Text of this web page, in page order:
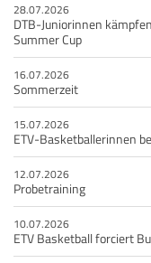
28.07.2026
DTB-Juniorinnen
Summer Cup
16.07.2026
Sommerzeit
15.07.2026
ETV-Basketballerinnen
12.07.2026
Probetraining
10.07.2026
ETV Basketball forciert